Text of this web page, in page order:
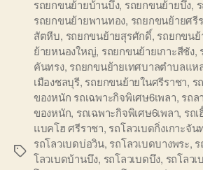
Tags
รถยกขนย้ายบ้านบึง, รถยกขนย้ายบึง,
รถยกขนย้ายพานทอง, รถยกขนย้ายศรี
สัตหีบ, รถยกขนย้ายสุรศักดิ์, รถยกขน
ย้ายหนองใหญ่, รถยกขนย้ายเกาะสีชัง,
คันทรง, รถยกขนย้ายเทศบาลตำบลแห
เมืองชลบุรี, รถยกขนย้ายในศรีราชา, ร
ของหนัก รถเฉพาะกิจพิเศษ6เพลา, รถล
ของหนัก, รถเฉพาะกิจพิเศษ6เพลา, รถ
แบคโฮ ศรีราชา, รถโลวเบดกิ่งเกาะจัน
รถโลวเบดบ่อวิน, รถโลวเบดบางพระ,
โลวเบดบ้านบึง, รถโลวเบดบึง, รถโลว